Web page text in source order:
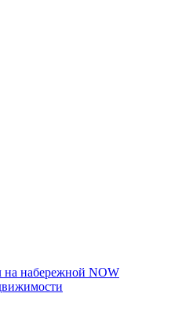
набережной NOW